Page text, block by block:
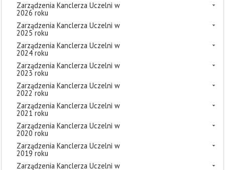
Zarządzenia Kanclerza Uczelni w
2026 roku
Zarządzenia Kanclerza Uczelni w
2025 roku
Zarządzenia Kanclerza Uczelni w
2024 roku
Zarządzenia Kanclerza Uczelni w
2023 roku
Zarządzenia Kanclerza Uczelni w
2022 roku
Zarządzenia Kanclerza Uczelni w
2021 roku
Zarządzenia Kanclerza Uczelni w
2020 roku
Zarządzenia Kanclerza Uczelni w
2019 roku
Zarządzenia Kanclerza Uczelni w